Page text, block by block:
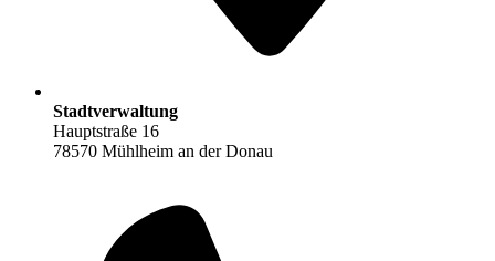
Stadtverwaltung
Hauptstraße 16
78570 Mühlheim an der Donau